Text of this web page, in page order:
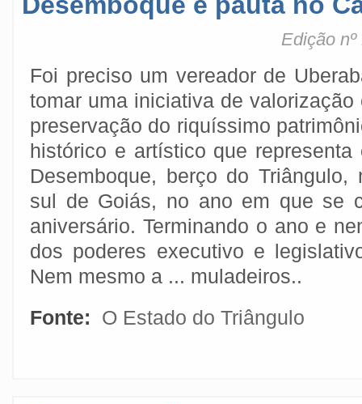
Edição
Foi preciso um vereador de
tomar uma iniciativa de valorização
preservação do riquíssimo
histórico e artístico que representa
Desemboque, berço do
sul de Goiás, no ano em que se
aniversário. Terminando o ano e
dos poderes executivo e
Nem mesmo a ... muladeiros..
Fonte:
O Estado do Triângulo